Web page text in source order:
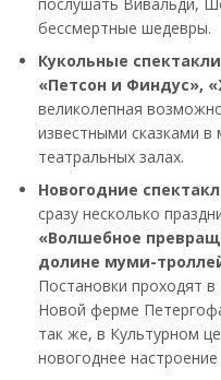
бессмертные шедевры.
Кукольные спектакли
«Петсон и Финдус»,
великолепная
известными сказками в
театральных залах.
Новогодние
сразу несколько
«Волшебное
долине муми-
Постановки проходят
Новой ферме
так же, в Культурном
новогоднее